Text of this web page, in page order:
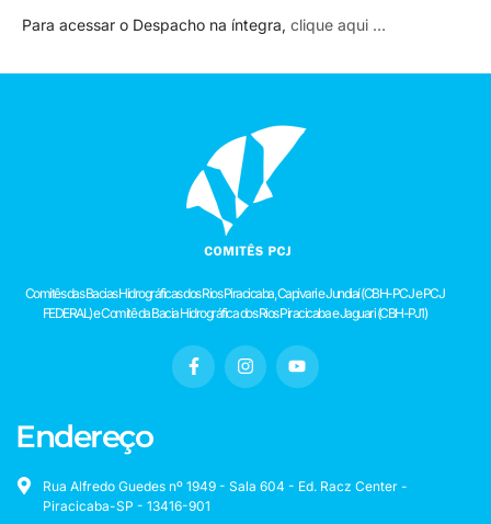
Para acessar o Despacho na íntegra, clique aqui …
Comitês das Bacias Hidrográficas dos Rios Piracicaba, Capivari e Jundiaí (CBH-PCJ e PCJ
FEDERAL) e Comitê da Bacia Hidrográfica dos Rios Piracicaba e Jaguari (CBH-PJ1)
Endereço
Rua Alfredo Guedes nº 1949 - Sala 604 - Ed. Racz Center -
Piracicaba-SP - 13416-901